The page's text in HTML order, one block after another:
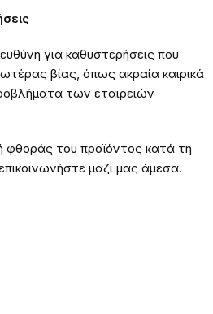
για καθυστερήσεις που
βίας, όπως ακραία καιρικά
των εταιρειών
του προϊόντος κατά τη
μαζί μας άμεσα.